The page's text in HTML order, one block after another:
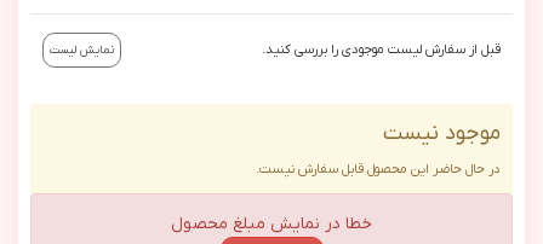
قبل از سفارش لیست موجودی را بررسی کنید. نمایش لیست
موجود نیست
در حال حاضر این محصول قابل سفارش نیست.
خطا در نمایش مبلغ محصول